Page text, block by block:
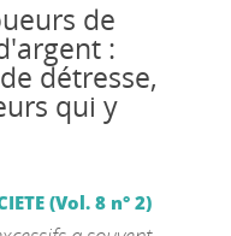
de
:
détresse,
qui y
(Vol. 8 n° 2)